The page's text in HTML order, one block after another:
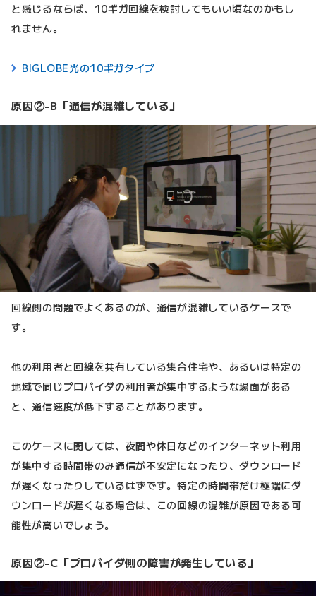
と感じるならば、10ギガ回線を検討してもいい頃なのかもし
れません。
BIGLOBE光の10ギガタイプ
原因②-B「通信が混雑している」
回線側の問題でよくあるのが、通信が混雑しているケースで
す。
他の利用者と回線を共有している集合住宅や、あるいは特定の
地域で同じプロバイダの利用者が集中するような場面がある
と、通信速度が低下することがあります。
このケースに関しては、夜間や休日などのインターネット利用
が集中する時間帯のみ通信が不安定になったり、ダウンロード
が遅くなったりしているはずです。特定の時間帯だけ極端にダ
ウンロードが遅くなる場合は、この回線の混雑が原因である可
能性が高いでしょう。
原因②-C「プロバイダ側の障害が発生している」